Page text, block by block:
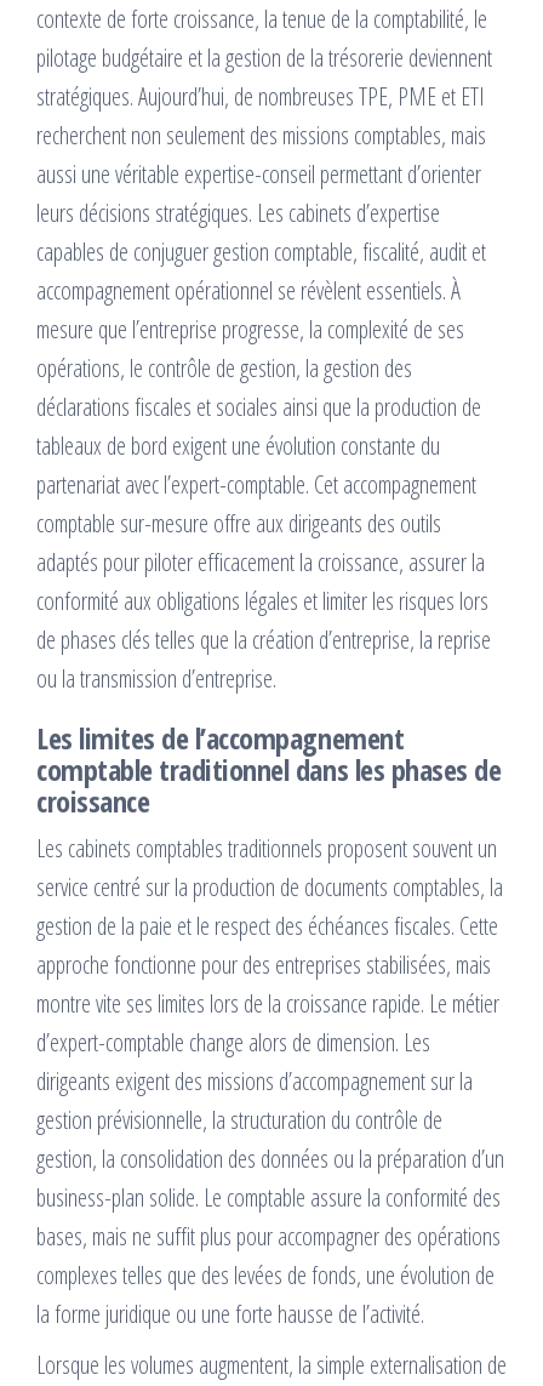
contexte de forte croissance, la tenue de la comptabilité, le
pilotage budgétaire et la gestion de la trésorerie deviennent
stratégiques. Aujourd’hui, de nombreuses TPE, PME et ETI
recherchent non seulement des missions comptables, mais
aussi une véritable expertise-conseil permettant d’orienter
leurs décisions stratégiques. Les cabinets d’expertise
capables de conjuguer gestion comptable, fiscalité, audit et
accompagnement opérationnel se révèlent essentiels. À
mesure que l’entreprise progresse, la complexité de ses
opérations, le contrôle de gestion, la gestion des
déclarations fiscales et sociales ainsi que la production de
tableaux de bord exigent une évolution constante du
partenariat avec l’expert-comptable. Cet accompagnement
comptable sur-mesure offre aux dirigeants des outils
adaptés pour piloter efficacement la croissance, assurer la
conformité aux obligations légales et limiter les risques lors
de phases clés telles que la création d’entreprise, la reprise
ou la transmission d’entreprise.
Les limites de l’accompagnement
comptable traditionnel dans les phases de
croissance
Les cabinets comptables traditionnels proposent souvent un
service centré sur la production de documents comptables, la
gestion de la paie et le respect des échéances fiscales. Cette
approche fonctionne pour des entreprises stabilisées, mais
montre vite ses limites lors de la croissance rapide. Le métier
d’expert-comptable change alors de dimension. Les
dirigeants exigent des missions d’accompagnement sur la
gestion prévisionnelle, la structuration du contrôle de
gestion, la consolidation des données ou la préparation d’un
business-plan solide. Le comptable assure la conformité des
bases, mais ne suffit plus pour accompagner des opérations
complexes telles que des levées de fonds, une évolution de
la forme juridique ou une forte hausse de l’activité.
Lorsque les volumes augmentent, la simple externalisation de